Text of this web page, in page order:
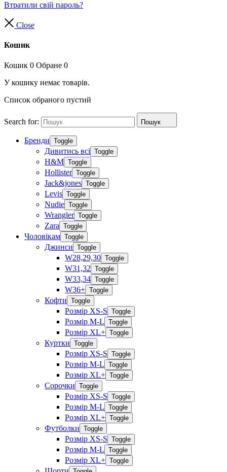
Втратили свій пароль?
Close
Кошик
Кошик 0 Обране 0
У кошику немає товарів.
Список обраного пустий
Search for: Пошук
Бренди Toggle
Дивитись всі Toggle
H&M Toggle
Hollister Toggle
Jack&jones Toggle
Levis Toggle
Nudie Toggle
Wrangler Toggle
Zara Toggle
Чоловікам Toggle
Джинси Toggle
W28,29,30 Toggle
W31,32 Toggle
W33,34 Toggle
W36+ Toggle
Кофти Toggle
Розмір XS-S Toggle
Розмір M-L Toggle
Розмір XL+ Toggle
Куртки Toggle
Розмір XS-S Toggle
Розмір M-L Toggle
Розмір XL+ Toggle
Сорочки Toggle
Розмір XS-S Toggle
Розмір M-L Toggle
Розмір XL+ Toggle
Футболки Toggle
Розмір XS-S Toggle
Розмір M-L Toggle
Розмір XL+ Toggle